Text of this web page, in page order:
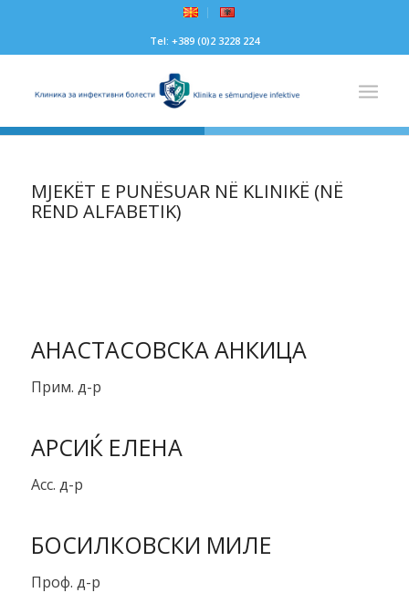
Tel: +389 (0)2 3228 224
MJEKËT E PUNËSUAR NË KLINIKË (NË
REND ALFABETIK)
АНАСТАСОВСКА АНКИЦА
Прим. д-р
АРСИЌ ЕЛЕНА
Асс. д-р
БОСИЛКОВСКИ МИЛЕ
Проф. д-р